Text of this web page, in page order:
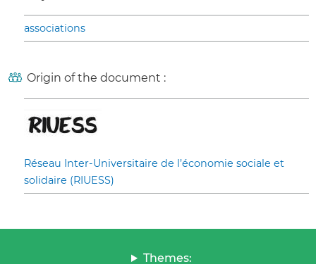
associations
Origin of the document :
Réseau Inter-Universitaire de l’économie sociale et
solidaire (RIUESS)
Themes: